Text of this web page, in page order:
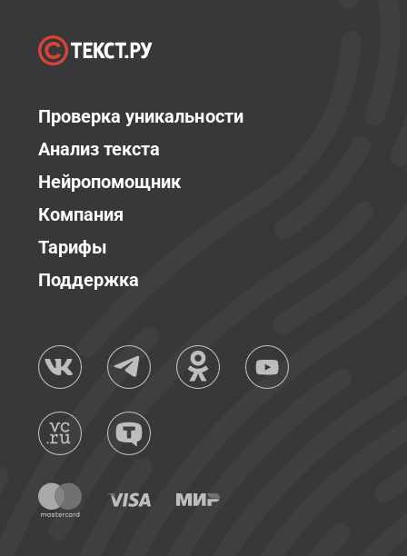
Проверка уникальности
Анализ текста
Нейропомощник
Компания
Тарифы
Поддержка